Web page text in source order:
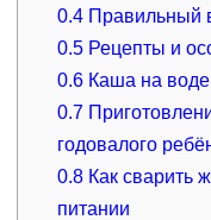
0.4 Правильный
0.5 Рецепты и
0.6 Каша на воде
0.7
годовалого
0.8 Как сварить
питании